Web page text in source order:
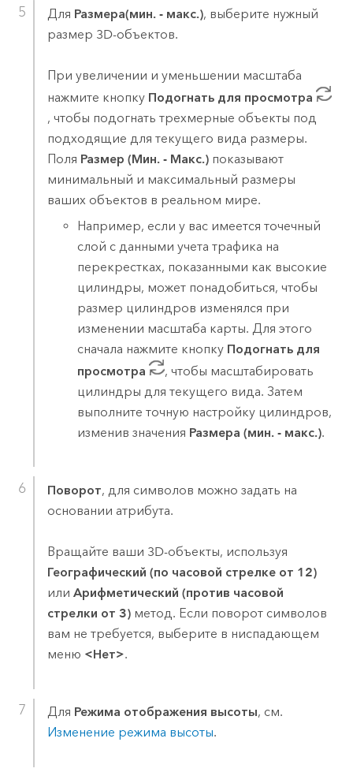
Для Размера(мин. - макс.), выберите нужный
размер 3D-объектов.
При увеличении и уменьшении масштаба
нажмите кнопку Подогнать для просмотра
, чтобы подогнать трехмерные объекты под
подходящие для текущего вида размеры.
Поля Размер (Мин. - Макс.)показывают
минимальный и максимальный размеры
ваших объектов в реальном мире.
Например, если у вас имеется точечный
слой с данными учета трафика на
перекрестках, показанными как высокие
цилиндры, может понадобиться, чтобы
размер цилиндров изменялся при
изменении масштаба карты. Для этого
сначала нажмите кнопку Подогнать для
просмотра
, чтобы масштабировать
цилиндры для текущего вида. Затем
выполните точную настройку цилиндров,
изменив значения Размера (мин. - макс.).
Поворот, для символов можно задать на
основании атрибута.
Вращайте ваши 3D-объекты, используя
Географический (по часовой стрелке от 12)
или Арифметический (против часовой
стрелки от 3)метод. Если поворот символов
вам не требуется, выберите в ниспадающем
меню <Нет>.
Для Режима отображения высоты, см.
Изменение режима высоты.